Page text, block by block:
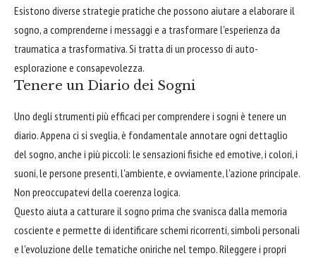
Esistono diverse strategie pratiche che possono aiutare a elaborare il
sogno, a comprenderne i messaggi e a trasformare l'esperienza da
traumatica a trasformativa. Si tratta di un processo di auto-
esplorazione e consapevolezza.
Tenere un Diario dei Sogni
Uno degli strumenti più efficaci per comprendere i sogni è tenere un
diario. Appena ci si sveglia, è fondamentale annotare ogni dettaglio
del sogno, anche i più piccoli: le sensazioni fisiche ed emotive, i colori, i
suoni, le persone presenti, l'ambiente, e ovviamente, l'azione principale.
Non preoccupatevi della coerenza logica.
Questo aiuta a catturare il sogno prima che svanisca dalla memoria
cosciente e permette di identificare schemi ricorrenti, simboli personali
e l'evoluzione delle tematiche oniriche nel tempo. Rileggere i propri